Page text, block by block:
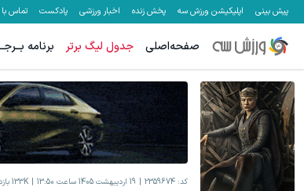
پیش بینی اپلیکیشن ورزش سه پخش زنده اخبار ورزشی پادکست تماس با
صفحه‌اصلی جدول لیگ برتر برنامه
کد: 2359674 19 اردیبهشت 1405 ساعت 13:50 133K